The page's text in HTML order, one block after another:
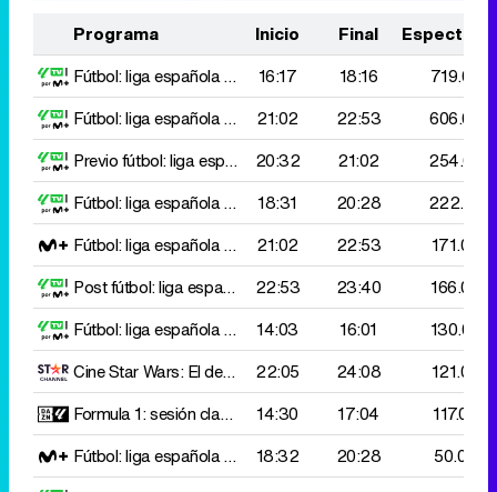
Programa Inicio Final
Fútbol: liga española
R.Betis-Barcelona
16:17 18:16
719.000
Fútbol: liga española
Girona-R.Madrid
21:02 22:53
606.000
Previo fútbol: liga española
Girona-R.Madrid
20:32 21:02
254.000
Fútbol: liga española
Valencia-Rayo Vallecano
18:31 20:28
222.000
Fútbol: liga española
Girona-R.Madrid
21:02 22:53
171.000
Post fútbol: liga española
Girona-R.Madrid
22:53 23:40
166.000
Fútbol: liga española
Las Palmas-R.Valladolid
14:03 16:01
130.000
CineStar Wars: El despertar de la fuerza 22:05 24:08
121.000
Formula 1: sesión clasificatoria
G.P. Abu Dhabi
14:30 17:04
117.000
Fútbol: liga española 2 d
Deportivo Coruña-R.Zaragoza
18:32 20:28
50.000